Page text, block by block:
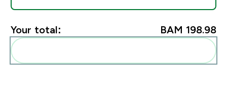
Your total: BAM 198.98‎